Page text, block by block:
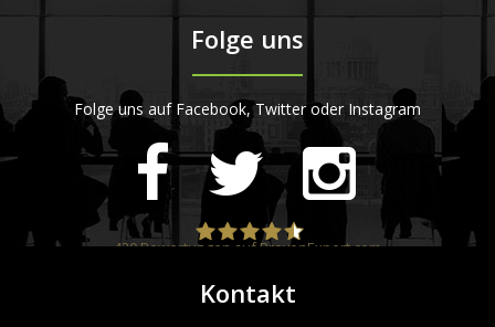
Folge uns
Folge uns auf Facebook, Twitter oder Instagram
STARTPLATZ
420Bewertungen auf ProvenExpert.com
Kontakt